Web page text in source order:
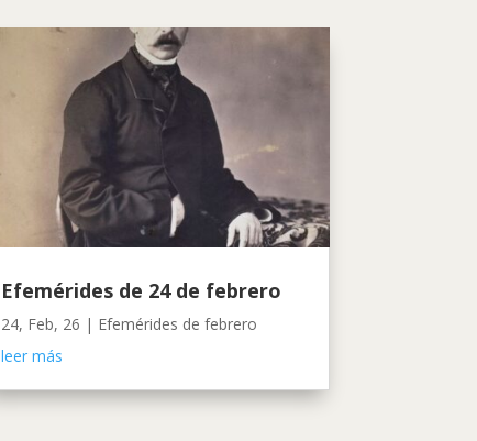
Efemérides de 24 de febrero
24, Feb, 26 | Efemérides de febrero
leer más